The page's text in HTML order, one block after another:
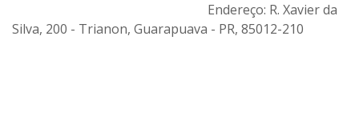
Endereço: R. Xavier da
Silva, 200 - Trianon, Guarapuava - PR, 85012-210